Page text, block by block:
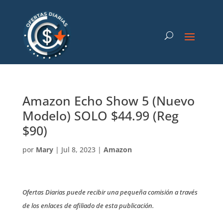
Amazon Echo Show 5 (Nuevo
Modelo) SOLO $44.99 (Reg
$90)
por Mary| Jul 8, 2023| Amazon
Ofertas Diarias puede recibir una pequeña comisión a través
de los enlaces de afiliado de esta publicación.